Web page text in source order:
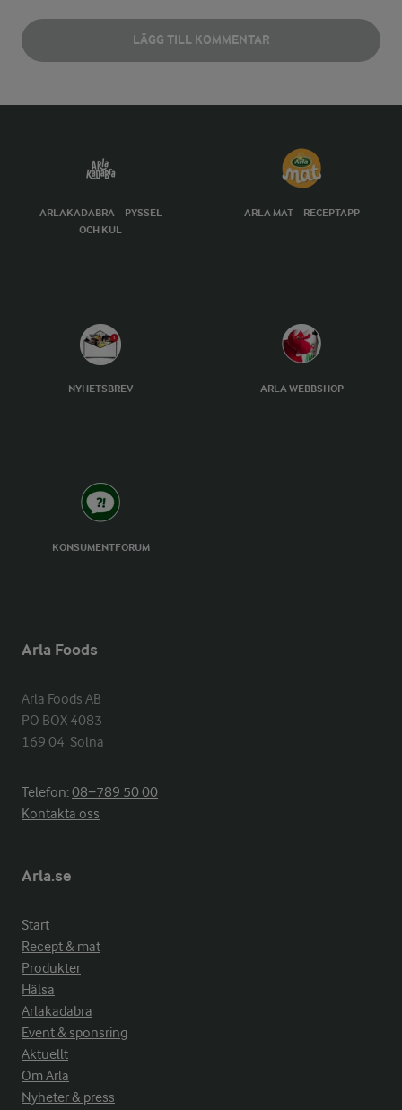
LÄGG TILL KOMMENTAR
ARLAKADABRA – PYSSEL
OCH KUL
ARLA MAT – RECEPTAPP
NYHETSBREV ARLA WEBBSHOP
KONSUMENTFORUM
Arla Foods
Arla Foods AB
PO BOX 4083
169 04  Solna
Telefon:08−789 50 00
Kontakta oss
Arla.se
Start
Recept & mat
Produkter
Hälsa
Arlakadabra
Event & sponsring
Aktuellt
Om Arla
Nyheter & press